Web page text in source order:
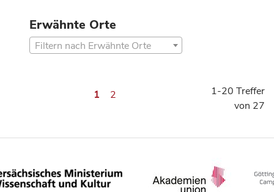
Erwähnte Orte
Filtern nach Erwähnte Orte
1 2
1-20 Treffer
von 27